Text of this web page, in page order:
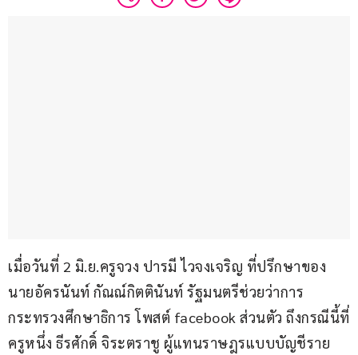
เมื่อวันที่ 2 มิ.ย.ครูจวง ปารมี ไวจงเจริญ ที่ปรึกษาของ
นายอัครนันท์ กัณณ์กิตตินันท์ รัฐมนตรีช่วยว่าการ
กระทรวงศึกษาธิการ โพสต์ facebook ส่วนตัว ถึงกรณีนี้ที่
ครูหนึ่ง ธีรศักดิ์ จิระตราชู ผู้แทนราษฎรแบบบัญชีราย